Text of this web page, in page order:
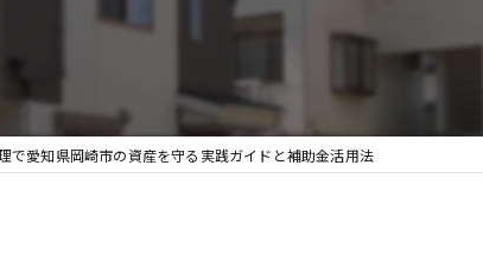
で愛知県岡崎市の資産を守る実践ガイドと補助金活用法